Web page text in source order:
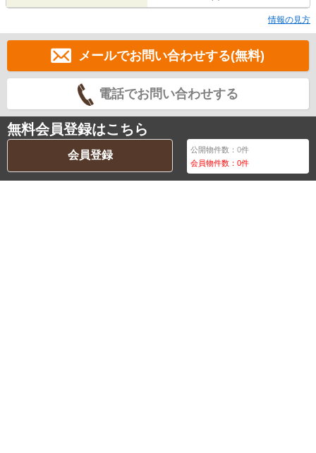
情報の見方
メールでお問い合わせする(無料)
電話でお問い合わせする
無料会員登録はこちら
会員登録 公開物件数：0件
会員物件数：0件